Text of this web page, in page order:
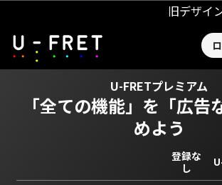
旧デザイ
U-FRETプレミアム
「全ての機能」を 「広
めよう
登録な
し